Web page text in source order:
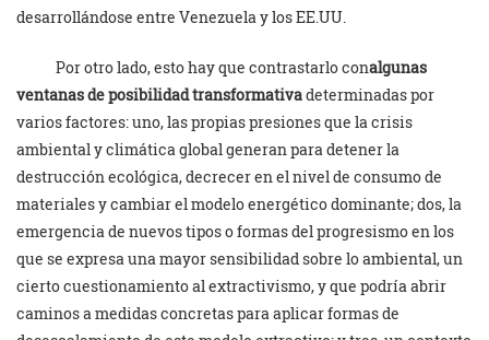
desarrollándose entre Venezuela y los EE.UU.
Por otro lado, esto hay que contrastarlo conalgunas
ventanas de posibilidad transformativadeterminadas por
varios factores: uno, las propias presiones que la crisis
ambiental y climática global generan para detener la
destrucción ecológica, decrecer en el nivel de consumo de
materiales y cambiar el modelo energético dominante; dos, la
emergencia de nuevos tipos o formas del progresismo en los
que se expresa una mayor sensibilidad sobre lo ambiental, un
cierto cuestionamiento al extractivismo, y que podría abrir
caminos a medidas concretas para aplicar formas de